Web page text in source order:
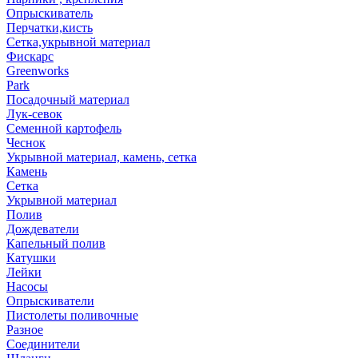
Опрыскиватель
Перчатки,кисть
Сетка,укрывной материал
Фискарс
Greenworks
Park
Посадочный материал
Лук-севок
Семенной картофель
Чеснок
Укрывной материал, камень, сетка
Камень
Сетка
Укрывной материал
Полив
Дождеватели
Капельный полив
Катушки
Лейки
Насосы
Опрыскиватели
Пистолеты поливочные
Разное
Соединители